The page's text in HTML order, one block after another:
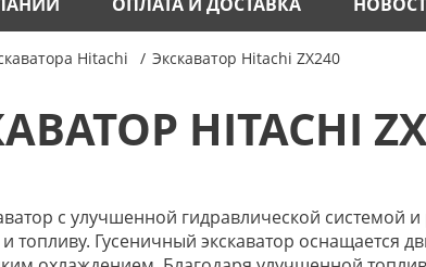
Hitachi Экскаватор Hitachi ZX240
HITACHI
с улучшенной гидравлической системой
Гусеничный экскаватор оснащается